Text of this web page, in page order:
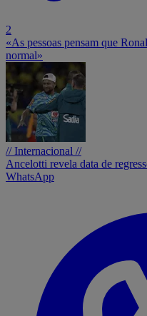
2
«As pessoas pensam que
normal»
// Internacional //
Ancelotti revela data de
WhatsApp